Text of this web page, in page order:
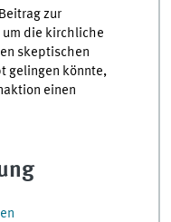
zur
die kirchliche
skeptischen
gelingen könnte,
einen